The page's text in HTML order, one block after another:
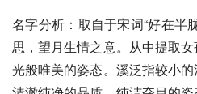
名字分析：取自于宋词“好在半
思，望月生情之意。从中提取
光般唯美的姿态。溪泛指较小